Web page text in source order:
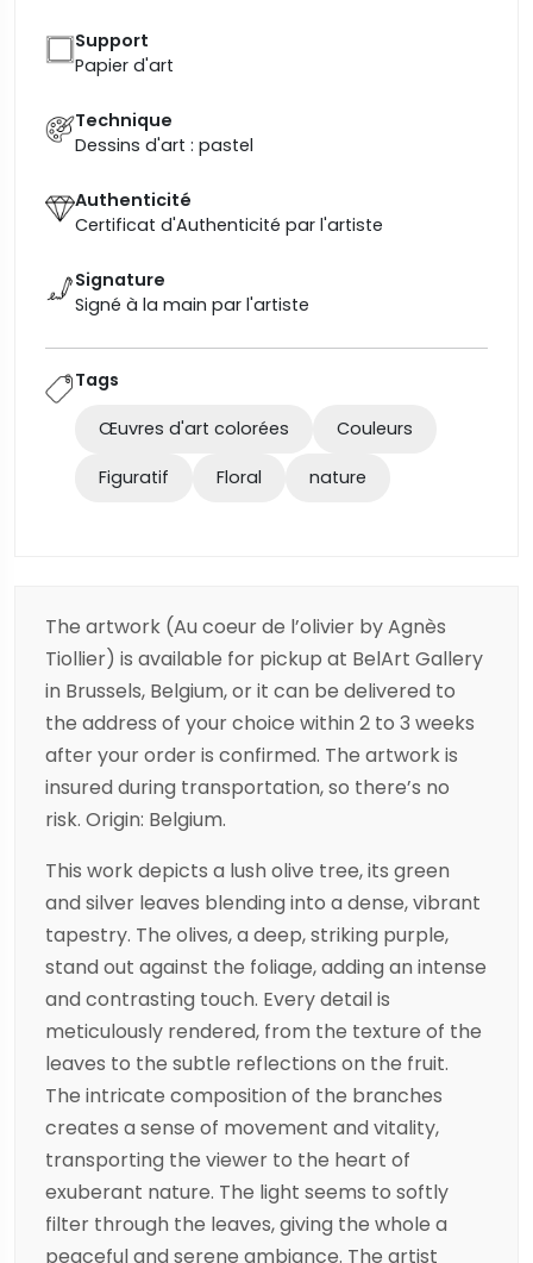
Support
Papier d'art
Technique
Dessins d'art : pastel
Authenticité
Certificat d'Authenticité par l'artiste
Signature
Signé à la main par l'artiste
Tags
Œuvres d'art colorées Couleurs
Figuratif Floral nature
The artwork (Au coeur de l’olivier by Agnès
Tiollier) is available for pickup at BelArt Gallery
in Brussels, Belgium, or it can be delivered to
the address of your choice within 2 to 3 weeks
after your order is confirmed. The artwork is
insured during transportation, so there’s no
risk. Origin: Belgium.
This work depicts a lush olive tree, its green
and silver leaves blending into a dense, vibrant
tapestry. The olives, a deep, striking purple,
stand out against the foliage, adding an intense
and contrasting touch. Every detail is
meticulously rendered, from the texture of the
leaves to the subtle reflections on the fruit.
The intricate composition of the branches
creates a sense of movement and vitality,
transporting the viewer to the heart of
exuberant nature. The light seems to softly
filter through the leaves, giving the whole a
peaceful and serene ambiance. The artist